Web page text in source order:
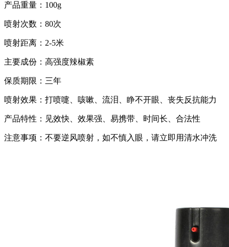
产品重量：100g
喷射次数：80次
喷射距离：2-5米
主要成份：高强度辣椒素
保质期限：三年
喷射效果：打喷嚏、咳嗽、流泪、睁不开眼、丧失反抗能力
产品特性：见效快、效果强、易携带、时间长、合法性
注意事项：不要逆风喷射，如不慎入眼，请立即用清水冲洗